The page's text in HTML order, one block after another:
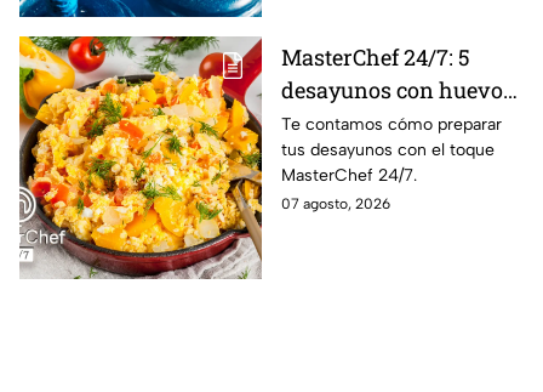
MasterChef 24/7: 5
desayunos con huevo
al estilo de la cocina
más famosa de México
Te contamos cómo preparar
tus desayunos con el toque
MasterChef 24/7.
07 agosto, 2026